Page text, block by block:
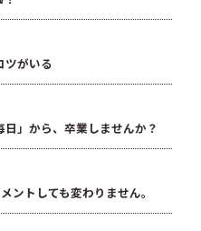
ツがいる
日」から、卒業しませんか？
ントしても変わりません。